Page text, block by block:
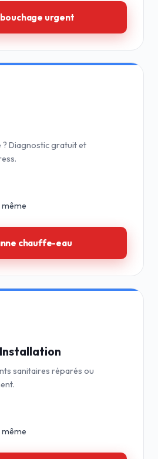
urgent
? Diagnostic gratuit et
même
chauffe-eau
sanitaires réparés ou
même